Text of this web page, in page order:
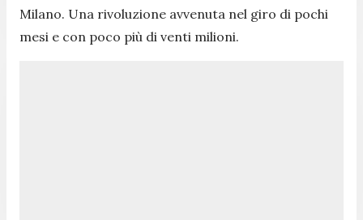
Milano. Una rivoluzione avvenuta nel giro di pochi
mesi e con poco più di venti milioni.